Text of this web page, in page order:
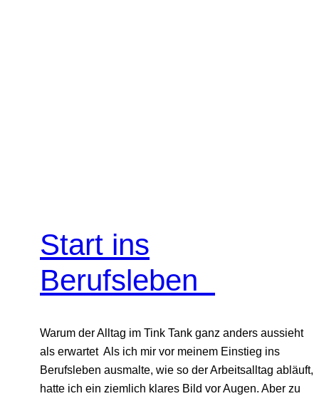
Start ins
Berufsleben
Warum der Alltag im Tink Tank ganz anders aussieht
als erwartet Als ich mir vor meinem Einstieg ins
Berufsleben ausmalte, wie so der Arbeitsalltag abläuft,
hatte ich ein ziemlich klares Bild vor Augen. Aber zu